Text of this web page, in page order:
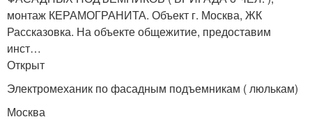
монтаж КЕРАМОГРАНИТА. Объект г. Москва, ЖК
Рассказовка. На объекте общежитие, предоставим
инст…
Открыт
Электромеханик по фасадным подъемникам ( люлькам)
Москва